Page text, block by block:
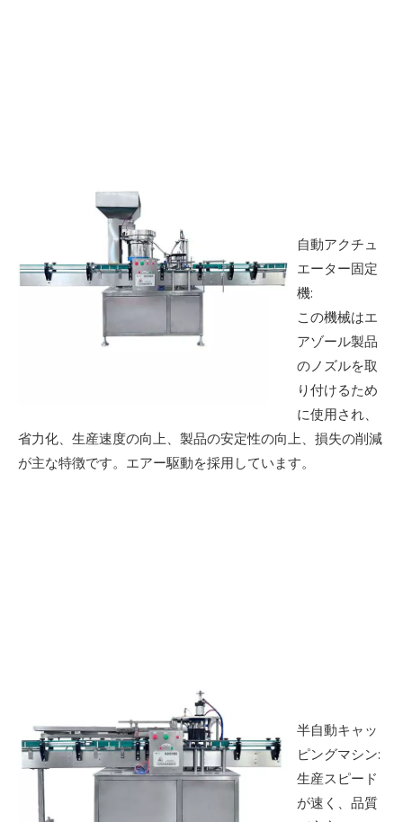
自動アクチュ
エーター固定
機:
この機械はエ
アゾール製品
のノズルを取
り付けるため
に使用され、
省力化、生産速度の向上、製品の安定性の向上、損失の削減
が主な特徴です。エアー駆動を採用しています。
半自動キャッ
ピングマシン:
生産スピード
が速く、品質